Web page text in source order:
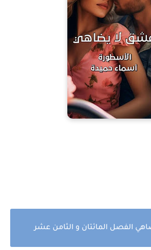
الفصل المائتان و الثامن عشر